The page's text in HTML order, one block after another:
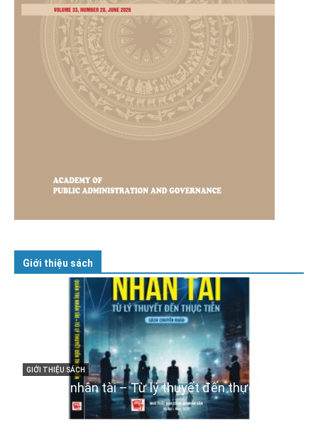
Giới thiệu sách
GIỚI THIỆU SÁCH
Cuốn sách “Tuyệt đối trung thành với Tổ quốc,
với Đảng, Nhà nước và Nhân dân – Sáng ngời
tư cách người Công an cách mạng”